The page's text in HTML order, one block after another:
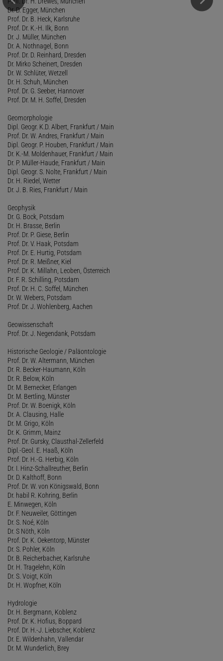
Dr. D. Egger, München
Prof. Dr. B. Heck, Karlsruhe
Prof. Dr. K.-H. Ilk, Bonn
Dr. J. Müller, München
Dr. A. Nothnagel, Bonn
Prof. Dr. D. Reinhard, Dresden
Dr. Mirko Scheinert, Dresden
Dr. W. Schlüter, Wetzell
Dr. H. Schuh, München
Prof. Dr. G. Seeber, Hannover
Prof. Dr. M. H. Soffel, Dresden
Geomorphologie
Dipl. Geogr. K.D. Albert, Frankfurt / Main
Prof. Dr. W. Andres, Frankfurt / Main
Dipl. Geogr. P. Houben, Frankfurt / Main
Dr. K.-M. Moldenhauer, Frankfurt / Main
Dr. P. Müller-Haude, Frankfurt / Main
Dipl. Geogr. S. Nolte, Frankfurt / Main
Dr. H. Riedel, Wetter
Dr. J. B. Ries, Frankfurt / Main
Geophysik
Dr. G. Bock, Potsdam
Dr. H. Brasse, Berlin
Prof. Dr. P. Giese, Berlin
Prof. Dr. V. Haak, Potsdam
Prof. Dr. E. Hurtig, Potsdam
Prof. Dr. R. Meißner, Kiel
Prof. Dr. K. Millahn, Leoben, Österreich
Dr. F. R. Schilling, Potsdam
Prof. Dr. H. C. Soffel, München
Dr. W. Webers, Potsdam
Prof. Dr. J. Wohlenberg, Aachen
Geowissenschaft
Prof. Dr. J. Negendank, Potsdam
Historische Geologie / Paläontologie
Prof. Dr. W. Altermann, München
Dr. R. Becker-Haumann, Köln
Dr. R. Below, Köln
Dr. M. Bernecker, Erlangen
Dr. M. Bertling, Münster
Prof. Dr. W. Boenigk, Köln
Dr. A. Clausing, Halle
Dr. M. Grigo, Köln
Dr. K. Grimm, Mainz
Prof. Dr. Gursky, Clausthal-Zellerfeld
Dipl.-Geol. E. Haaß, Köln
Prof. Dr. H.-G. Herbig, Köln
Dr. I. Hinz-Schallreuther, Berlin
Dr. D. Kalthoff, Bonn
Prof. Dr. W. von Königswald, Bonn
Dr. habil R. Kohring, Berlin
E. Minwegen, Köln
Dr. F. Neuweiler, Göttingen
Dr. S. Noé, Köln
Dr. S Nöth, Köln
Prof. Dr. K. Oekentorp, Münster
Dr. S. Pohler, Köln
Dr. B. Reicherbacher, Karlsruhe
Dr. H. Tragelehn, Köln
Dr. S. Voigt, Köln
Dr. H. Wopfner, Köln
Hydrologie
Dr. H. Bergmann, Koblenz
Prof. Dr. K. Hofius, Boppard
Prof. Dr. H.-J. Liebscher, Koblenz
Dr. E. Wildenhahn, Vallendar
Dr. M. Wunderlich, Brey